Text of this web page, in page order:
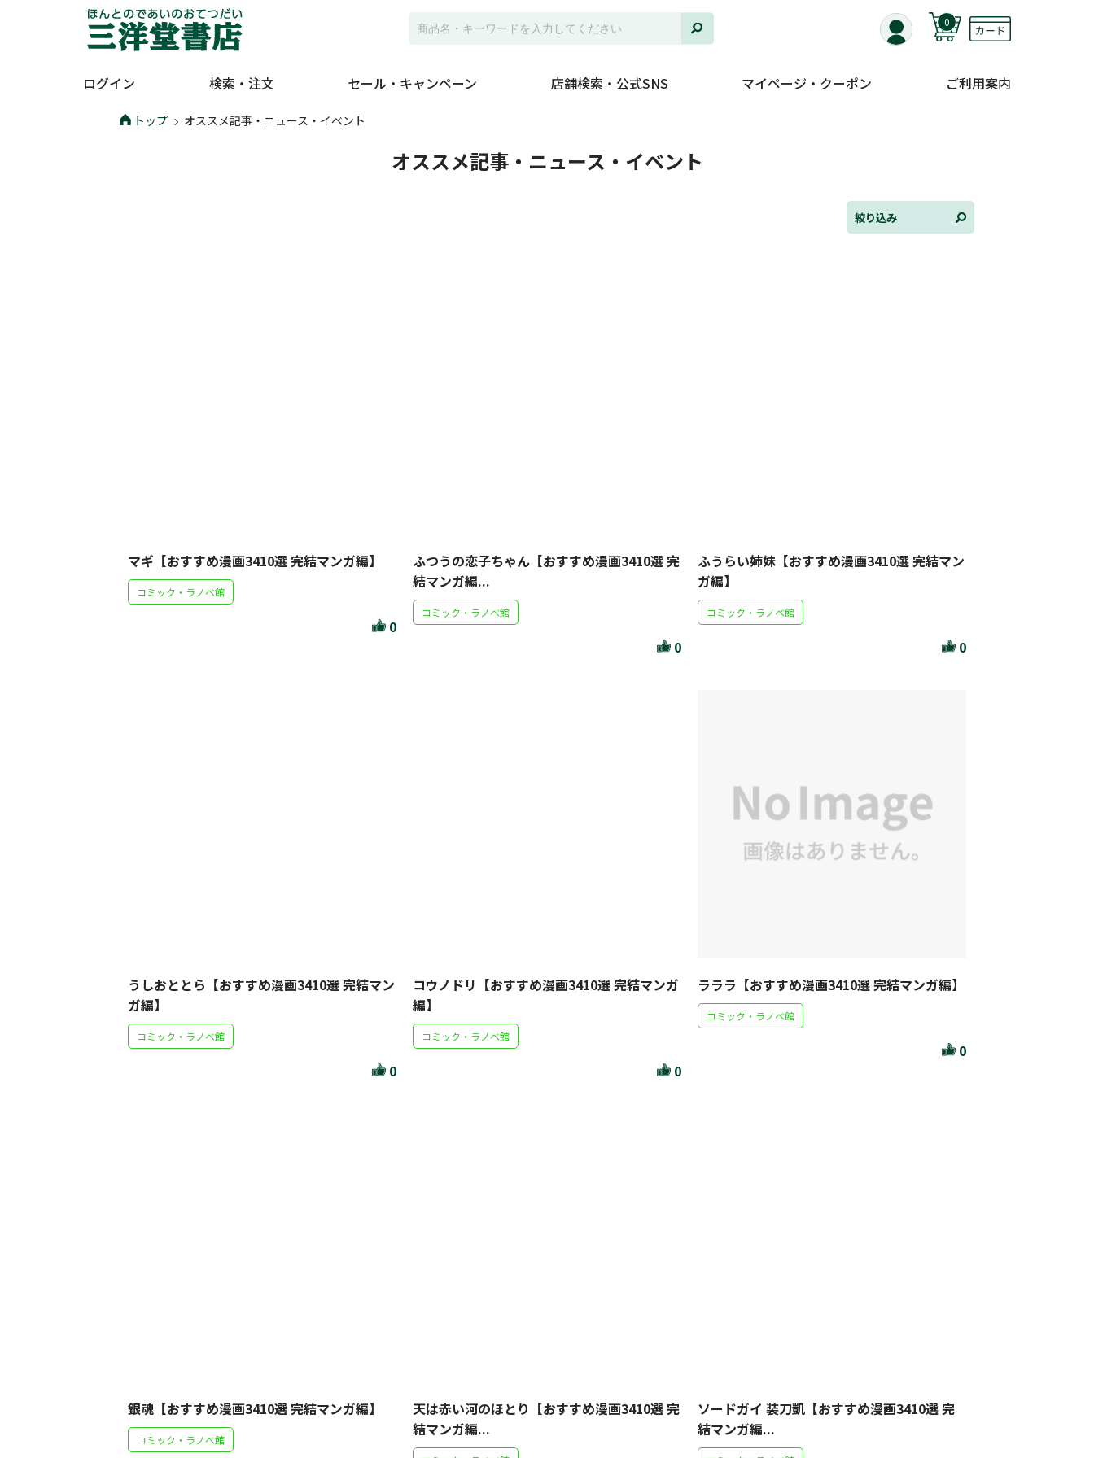
0
ログイン 検索・注文 セール・キャンペーン 店舗検索・公式SNS マイページ・クーポン ご利用案内
トップ オススメ記事・ニュース・イベント
オススメ記事・ニュース・イベント
絞り込み
コミック・ラノベ館
全て選択
リセット
マギ【おすすめ漫画3410選 完結マンガ編】
コミック・ラノベ館
0
ふつうの恋子ちゃん【おすすめ漫画3410選 完
結マンガ編...
コミック・ラノベ館
0
ふうらい姉妹【おすすめ漫画3410選 完結マン
ガ編】
コミック・ラノベ館
0
うしおととら【おすすめ漫画3410選 完結マン
ガ編】
コミック・ラノベ館
0
コウノドリ【おすすめ漫画3410選 完結マンガ
編】
コミック・ラノベ館
0
ラララ【おすすめ漫画3410選 完結マンガ編】
コミック・ラノベ館
0
銀魂【おすすめ漫画3410選 完結マンガ編】
コミック・ラノベ館
天は赤い河のほとり【おすすめ漫画3410選 完
結マンガ編...
ソードガイ 装刀凱【おすすめ漫画3410選 完
結マンガ編...